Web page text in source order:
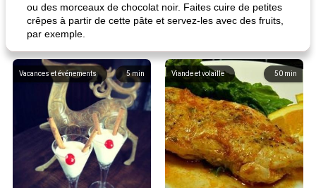
ou des morceaux de chocolat noir. Faites cuire de petites
crêpes à partir de cette pâte et servez-les avec des fruits,
par exemple.
5min
Vacances et événements 50 min
Viande et volaille